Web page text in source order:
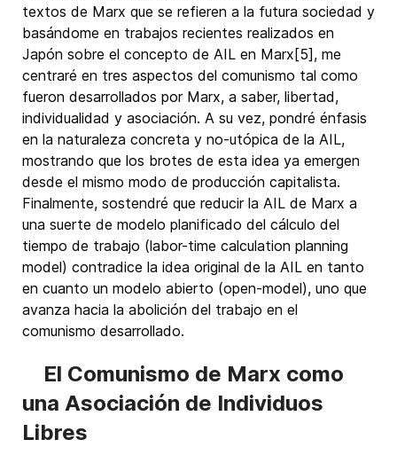
textos de Marx que se refieren a la futura sociedad y
basándome en trabajos recientes realizados en
Japón sobre el concepto de AIL en Marx[5], me
centraré en tres aspectos del comunismo tal como
fueron desarrollados por Marx, a saber, libertad,
individualidad y asociación. A su vez, pondré énfasis
en la naturaleza concreta y no-utópica de la AIL,
mostrando que los brotes de esta idea ya emergen
desde el mismo modo de producción capitalista.
Finalmente, sostendré que reducir la AIL de Marx a
una suerte de modelo planificado del cálculo del
tiempo de trabajo (labor-time calculation planning
model) contradice la idea original de la AIL en tanto
en cuanto un modelo abierto (open-model), uno que
avanza hacia la abolición del trabajo en el
comunismo desarrollado.
El Comunismo de Marx como
una Asociación de Individuos
Libres